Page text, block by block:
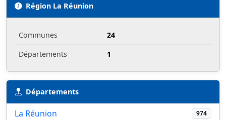
Région La Réunion
Communes
24
Départements
1
Départements
La Réunion 974